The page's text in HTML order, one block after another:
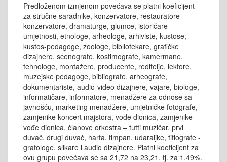
Predloženom izmjenom povećava se platni koeficijent
za stručne saradnike, konzervatore, restauratore-
konzervatore, dramaturge, glumce, istoričare
umjetnosti, etnologe, arheologe, arhiviste, kustose,
kustos-pedagoge, zoologe, bibliotekare, grafičke
dizajnere, scenografe, kostimografe, kamermane,
tehnologe, montažere, producente, reditelje, lektore,
muzejske pedagoge, bibliografe, arheografe,
dokumentariste, audio-video dizajnere, vajare, biologe,
informatičare, informatore, menadžere za odnose sa
javnošću, marketing menadžere, umjetničke fotografe,
zamjenike koncert majstora, vođe dionica, zamjenike
vođe dionica, članove orkestra – tutti muzičar, prvi
duvač, drugi duvač, harfa, timpan, udaraljke, tiflografe -
grafologe, slikare i audio dizajnere. Platni koeficijent za
ovu grupu povećava se sa 21,72 na 23,21, tj. za 1,49%.